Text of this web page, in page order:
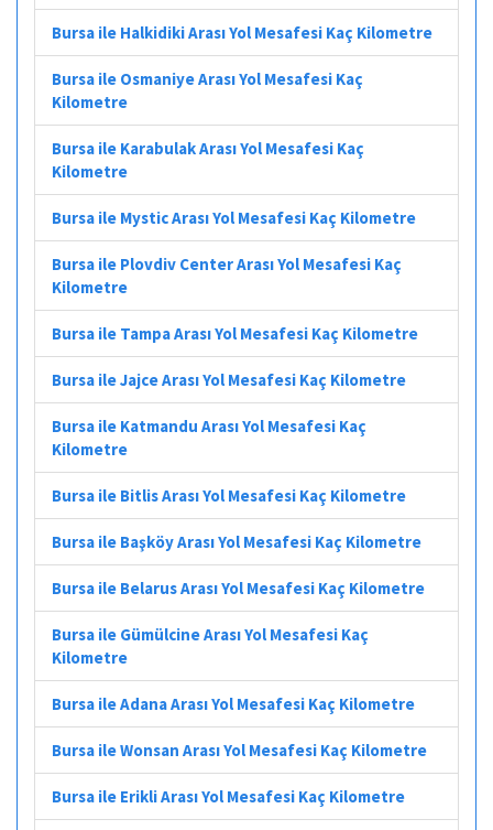
Bursa ile Halkidiki Arası Yol Mesafesi Kaç Kilometre
Bursa ile Osmaniye Arası Yol Mesafesi Kaç
Kilometre
Bursa ile Karabulak Arası Yol Mesafesi Kaç
Kilometre
Bursa ile Mystic Arası Yol Mesafesi Kaç Kilometre
Bursa ile Plovdiv Center Arası Yol Mesafesi Kaç
Kilometre
Bursa ile Tampa Arası Yol Mesafesi Kaç Kilometre
Bursa ile Jajce Arası Yol Mesafesi Kaç Kilometre
Bursa ile Katmandu Arası Yol Mesafesi Kaç
Kilometre
Bursa ile Bitlis Arası Yol Mesafesi Kaç Kilometre
Bursa ile Başköy Arası Yol Mesafesi Kaç Kilometre
Bursa ile Belarus Arası Yol Mesafesi Kaç Kilometre
Bursa ile Gümülcine Arası Yol Mesafesi Kaç
Kilometre
Bursa ile Adana Arası Yol Mesafesi Kaç Kilometre
Bursa ile Wonsan Arası Yol Mesafesi Kaç Kilometre
Bursa ile Erikli Arası Yol Mesafesi Kaç Kilometre